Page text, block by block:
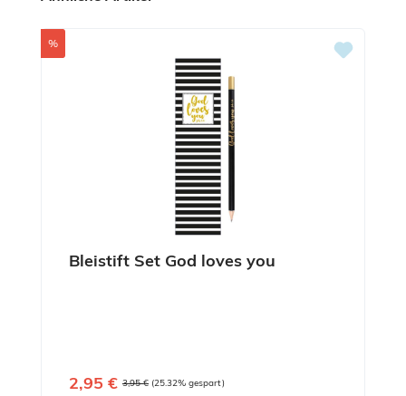
Rabatt
%
Bleistift Set God loves you
Verkaufspreis:
2,95 € Regulärer Preis:
3,95 € (25.32% gespart)